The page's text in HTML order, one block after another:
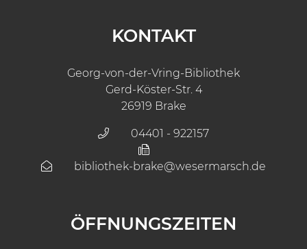
KONTAKT
Georg-von-der-Vring-Bibliothek
Gerd-Köster-Str. 4
26919 Brake
04401 - 922157
bibliothek-brake@wesermarsch.de
ÖFFNUNGSZEITEN